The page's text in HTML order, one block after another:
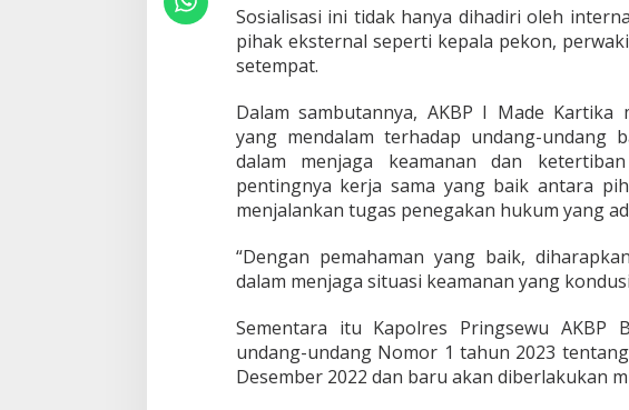
s
i
k
U
U
N
o
m
o
1
T
h
u
n
2
Sosialisasi ini tidak hanya dihadiri oleh
pihak eksternal seperti kepala pekon,
setempat.
Dalam sambutannya, AKBP I Made Kartika
yang mendalam terhadap undang-undang
dalam menjaga keamanan dan
pentingnya kerja sama yang baik antara
menjalankan tugas penegakan hukum yang
“Dengan pemahaman yang baik,
dalam menjaga situasi keamanan yang
Sementara itu Kapolres Pringsewu AKBP
undang-undang Nomor 1 tahun 2023
Desember 2022 dan baru akan diberlakukan